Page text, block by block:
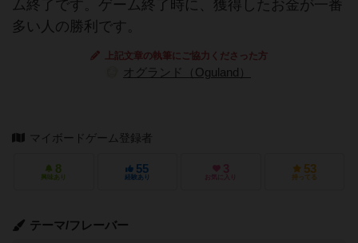
ム終了です。ゲーム終了時に、獲得したお金が一番
多い人の勝利です。
上記文章の執筆にご協力くださった方
オグランド（Oguland）
マイボードゲーム登録者
8
興味あり
55
経験あり
3
お気に入り
53
持ってる
テーマ/フレーバー